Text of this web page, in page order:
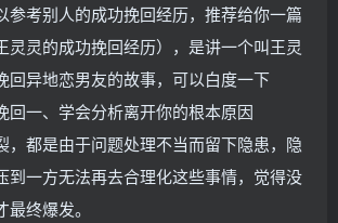
参考别人的成功挽回经历，推荐给你一篇
灵灵的成功挽回经历），是讲一个叫王灵
回异地恋男友的故事，可以白度一下
回一、学会分析离开你的根本原因
，都是由于问题处理不当而留下隐患，隐
到一方无法再去合理化这些事情，觉得没
终爆发。